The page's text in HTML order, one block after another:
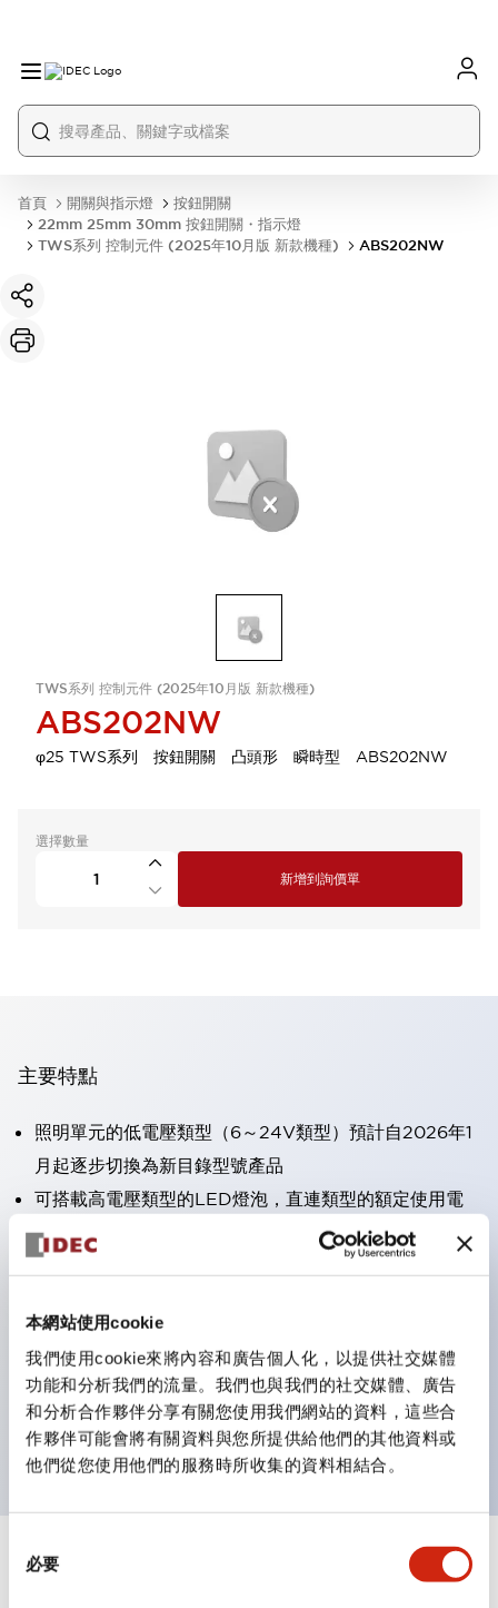
本網站使用cookie
我們使用cookie來將內容和廣告個人化，以提供社交媒體
功能和分析我們的流量。我們也與我們的社交媒體、廣告
和分析合作夥伴分享有關您使用我們網站的資料，這些合
作夥伴可能會將有關資料與您所提供給他們的其他資料或
他們從您使用他們的服務時所收集的資料相結合。
必要
首頁 開關與指示燈
按鈕開關
22mm 25mm 30mm 按鈕開關・指示燈
TWS系列 控制元件 (2025年10月版 新款機種)
ABS202NW
TWS系列 控制元件 (2025年10月版 新款機種)
ABS202NW
φ25 TWS系列 按鈕開關 凸頭形 瞬時型 ABS202NW
選擇數量
新增到詢價單
主要特點
照明單元的低電壓類型（6～24V類型）預計自2026年1
月起逐步切換為新目錄型號產品
可搭載高電壓類型的LED燈泡，直連類型的額定使用電
壓最高可支援至240V。
不需要端子蓋。（不包括指示燈的直連類型）
一顆LED燈泡（LSRD燈泡）可實現六種顏色的功能。過
去每種顏色分開的LED燈泡，現在可用一顆單色LED燈
泡表現各種顏色。
UL、CSA、TÜV、CCC認證品。（部分機種除外）
規格 顯示全部+